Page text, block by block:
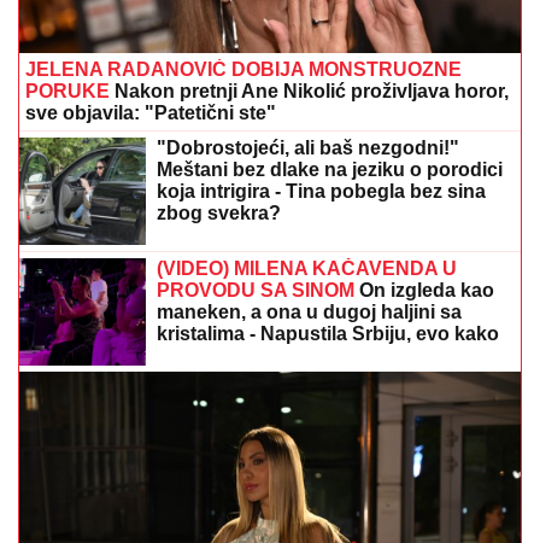
JELENA RADANOVIĆ DOBIJA MONSTRUOZNE
PORUKE Nakon pretnji Ane Nikolić proživljava horor,
sve objavila: "Patetični ste"
"Dobrostojeći, ali baš nezgodni!"
Meštani bez dlake na jeziku o porodici
koja intrigira - Tina pobegla bez sina
zbog svekra?
(VIDEO) MILENA KAČAVENDA U
PROVODU SA SINOM On izgleda kao
maneken, a ona u dugoj haljini sa
kristalima - Napustila Srbiju, evo kako